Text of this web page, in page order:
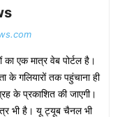
एक मात्र वेब पोर्टल है।
के गलियारों तक पहुंचाना ही
के प्रकाशित की जाएगी।
भी है। यू ट्यूब चैनल भी